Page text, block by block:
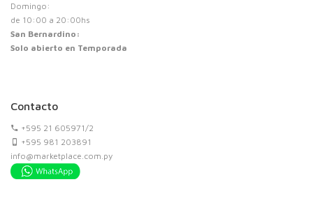
Domingo:
de 10:00 a 20:00hs
San Bernardino:
Solo abierto en Temporada
Contacto
+595 21 605971/2
+595 981 203891
info@marketplace.com.py